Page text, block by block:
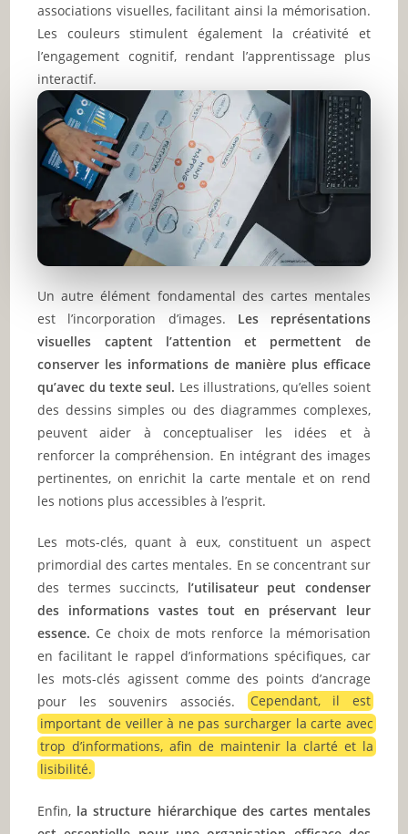
associations visuelles, facilitant ainsi la mémorisation.
Les couleurs stimulent également la créativité et
l’engagement cognitif, rendant l’apprentissage plus
interactif.
Un autre élément fondamental des cartes mentales
est l’incorporation d’images. Les représentations
visuelles captent l’attention et permettent de
conserver les informations de manière plus efficace
qu’avec du texte seul. Les illustrations, qu’elles soient
des dessins simples ou des diagrammes complexes,
peuvent aider à conceptualiser les idées et à
renforcer la compréhension. En intégrant des images
pertinentes, on enrichit la carte mentale et on rend
les notions plus accessibles à l’esprit.
Les mots-clés, quant à eux, constituent un aspect
primordial des cartes mentales. En se concentrant sur
des termes succincts, l’utilisateur peut condenser
des informations vastes tout en préservant leur
essence. Ce choix de mots renforce la mémorisation
en facilitant le rappel d’informations spécifiques, car
les mots-clés agissent comme des points d’ancrage
pour les souvenirs associés.
Cependant, il est
important de veiller à ne pas surcharger la carte avec
trop d’informations, afin de maintenir la clarté et la
lisibilité.
Enfin, la structure hiérarchique des cartes mentales